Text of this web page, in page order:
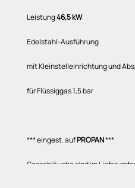
Leistung46,5 kW
Edelstahl-Ausführung
mit Kleinstelleinrichtung und
für Flüssiggas 1,5 bar
*** eingest. aufPROPAN***
Gasschläuche sind im